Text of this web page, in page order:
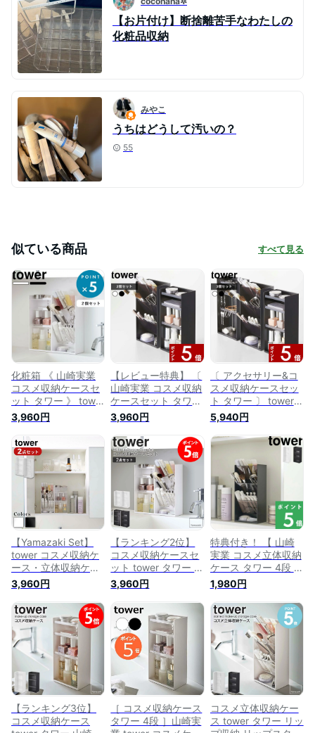
【お片付け】断捨離苦手なわたしの
化粧品収納
みやこ
うちはどうして汚いの？
55
似ている商品 すべて見る
化粧箱 《 山崎実業
コスメ収納ケースセ
ット タワー 》 tower
コスメ 化粧品 化粧
道具 ケース スタン
ド ボックス ドレッ
サー コスメ収納 メ
イク収納 メイク道具
メイクボックス 2個
セット セット SET
公式 白 黒 5601
5602 5603 5604
YAMAZAKI
3,960円
【レビュー特典】 〔
山崎実業 コスメ収納
ケースセット タワー
〕 tower コスメ収納
メイク収納 メイク道
具 メイクボックス 2
個セット セット SET
コスメ 化粧品 化粧
道具 ケース スタン
ド トレイ ボックス
ドレッサー 公式 ホ
ワイト ブラック
5601 5602 5603
5604 YAMAZAKI
3,960円
〔 アクセサリー&コ
スメ収納ケースセッ
ト タワー 〕 tower
コスメ収納 メイク収
納 メイク道具 メイ
クボックス アクセサ
リーケース ジュエリ
ーケース 3個セット
セット SET 収納
BOX 5599 5600
5601 5602 5603
5604 山崎実業
YAMAZAKI タワーシ
リーズ towerシリー
ズ
5,940円
【Yamazaki Set】
tower コスメ収納ケ
ース・立体収納ケー
ス 2点セット タワー
4段 | 化粧品入れ 収
納 コスメ 化粧道具
収納 ケース スタン
ド ドレッサー コス
メ収納 メイク道具
メイクボックス 洗面
所 戸棚 おしゃれ 北
欧 山崎実業
yamazaki ブラック
ホワイト 5603
5604
3,960円
【ランキング2位】
コスメ収納ケースセ
ット tower タワー 山
崎実業 正規取扱店コ
スメ収納 セット リ
ップ メイクブラシ
ビューラー 口紅 ケ
ース メイクスタンド
コスメケース スリム
メイク道具 メイク収
納 収納 ホワイト ブ
ラック 白 5601
5603 5602 5604
casa
3,960円
特典付き！ 【 山崎
実業 コスメ立体収納
ケース タワー 4段 】
tower コスメ 化粧品
収納 メイクボックス
メイクブラシ 口紅
リップ ビューラー
ケース スタンド ト
レイ 小物入れ 5603
5604 公式 ホワイト
ブラック モノトーン
YAMAZAKI
1,980円
【ランキング3位】
コスメ収納ケース
［ コスメ収納ケース
タワー 4段 ］山崎実
コスメ立体収納ケー
ス tower タワー リッ